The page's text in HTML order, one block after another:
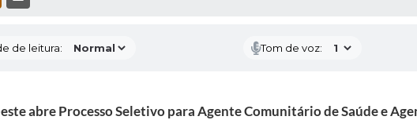
de leitura: Tom de voz:
abre Processo Seletivo para Agente Comunitário de Saúde e